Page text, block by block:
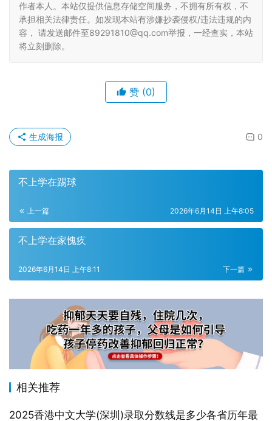
作者本人。本站仅提供信息存储空间服务，不拥有所有权，不
承担相关法律责任。如发现本站有涉嫌抄袭侵权/违法违规的内
容， 请发送邮件至89291810@qq.com举报，一经查实，本站
将立刻删除。
赞 (0)
0
生成海报
不上学在踢球
上一篇 2026年6月14日 上午8:05
不上学在家愧疚
下一篇
2026年6月14日 上午8:11
相关推荐
2025香港中文大学(深圳)录取分数线是多少各省历年最